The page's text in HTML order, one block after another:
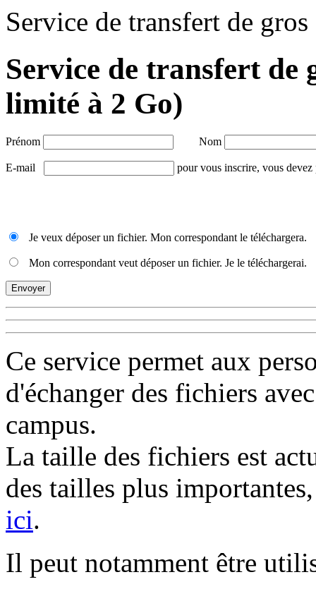
Service de transfert de
Service de transfert de
limité à 2 Go)
Prénom Nom
E-mail pour vous inscrire, vous devez
Je veux déposer un fichier. Mon correspondant le téléchargera.
Mon correspondant veut déposer un fichier. Je le téléchargerai.
Ce service permet aux
d'échanger des fichiers
campus.
La taille des fichiers est
des tailles plus
ici.
Il peut notamment être